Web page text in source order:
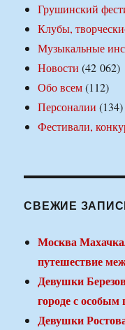
Грушинский
Клубы,
Музыкальные
Новости (42 062)
Обо всем(112)
Персоналии (134)
Фестивали,
СВЕЖИЕ
Москва
путешествие
Девушки
городе с
Девушки